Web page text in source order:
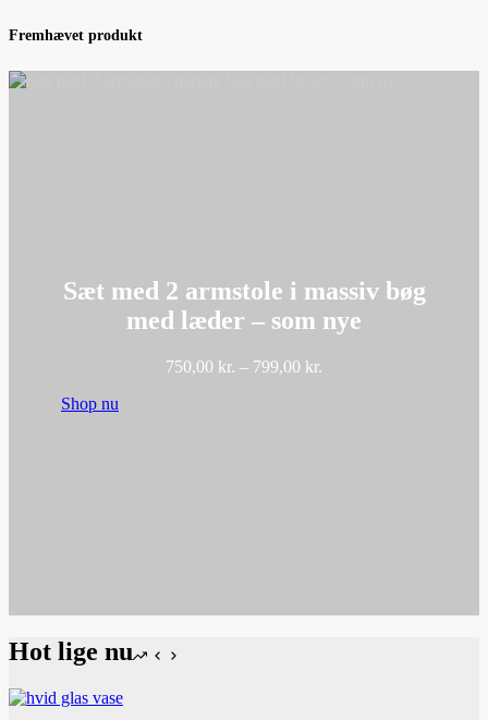
Fremhævet produkt
Sæt med 2 armstole i massiv bøg
med læder – som nye
750,00 kr. – 799,00 kr.
Shop nu
Hot lige nu